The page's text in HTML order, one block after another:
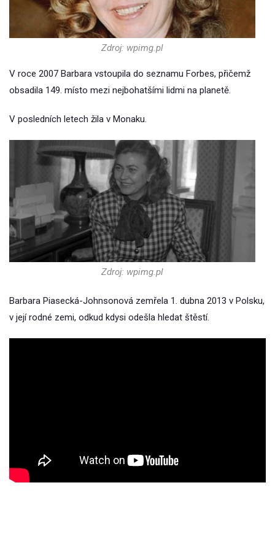
Zdroj: wpimg.pl
V roce 2007 Barbara vstoupila do seznamu Forbes, přičemž
obsadila 149. místo mezi nejbohatšími lidmi na planetě.
V posledních letech žila v Monaku.
Zdroj: wpimg.pl
Barbara Piasecká-Johnsonová zemřela 1. dubna 2013 v Polsku,
v její rodné zemi, odkud kdysi odešla hledat štěstí.